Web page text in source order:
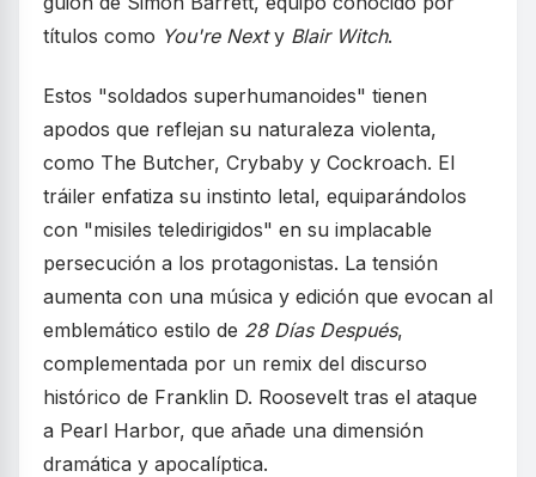
títulos como You're Nexty Blair Witch.
Estos "soldados superhumanoides" tienen
apodos que reflejan su naturaleza violenta,
como The Butcher, Crybaby y Cockroach. El
tráiler enfatiza su instinto letal, equiparándolos
con "misiles teledirigidos" en su implacable
persecución a los protagonistas. La tensión
aumenta con una música y edición que evocan al
emblemático estilo de 28 Días Después,
complementada por un remix del discurso
histórico de Franklin D. Roosevelt tras el ataque
a Pearl Harbor, que añade una dimensión
dramática y apocalíptica.